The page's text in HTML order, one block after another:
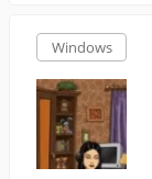
Windows